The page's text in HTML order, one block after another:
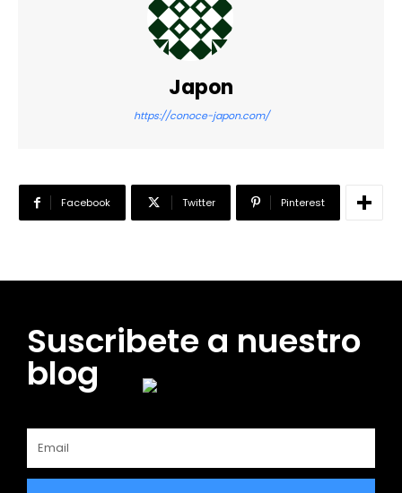
Japon
https://conoce-japon.com/
Facebook Twitter Pinterest
Suscribete a nuestro
blog